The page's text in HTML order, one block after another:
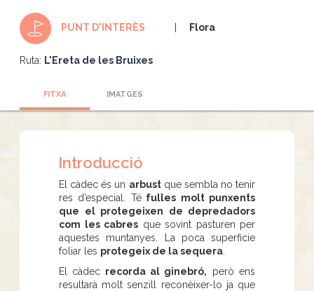
PUNT D'INTERÈS Flora
Ruta: L'Ereta de les Bruixes
FITXA IMATGES
Introducció
El càdec és un arbustque sembla no tenir
res d’especial. Téfulles molt punxents
que el protegeixen de depredadors
com les cabres que sovint pasturen per
aquestes muntanyes. La poca superficie
foliar les protegeix de la sequera
El càdec recorda al ginebró, però ens
resultarà molt senzill reconèixer-lo ja que